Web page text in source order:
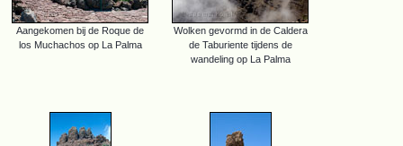
Aangekomen bij de Roque de
los Muchachos op La Palma
Wolken gevormd in de Caldera
de Taburiente tijdens de
wandeling op La Palma